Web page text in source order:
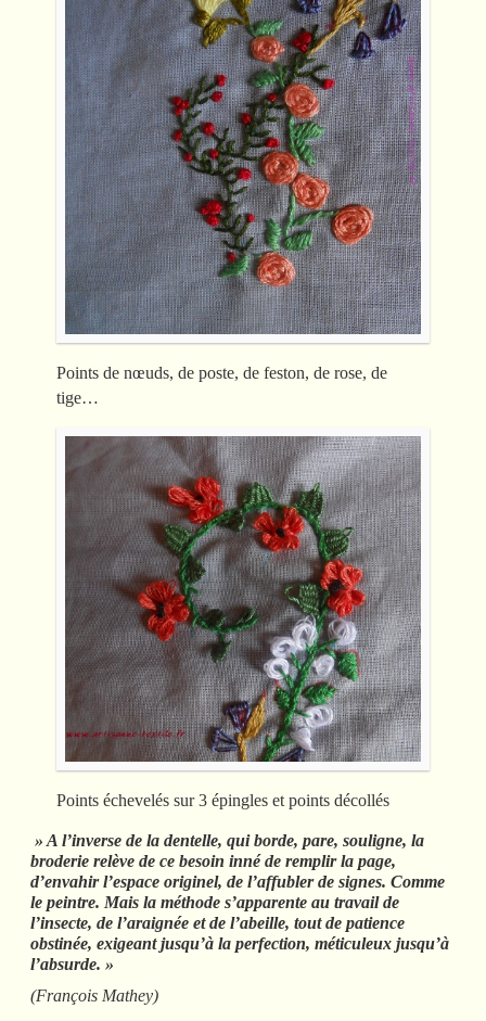
Points de nœuds, de poste, de feston, de rose, de
tige…
Points échevelés sur 3 épingles et points décollés
» A l’inverse de la dentelle, qui borde, pare, souligne, la
broderie relève de ce besoin inné de remplir la page,
d’envahir l’espace originel, de l’affubler de signes. Comme
le peintre. Mais la méthode s’apparente au travail de
l’insecte, de l’araignée et de l’abeille, tout de patience
obstinée, exigeant jusqu’à la perfection, méticuleux jusqu’à
l’absurde. »
(François Mathey)